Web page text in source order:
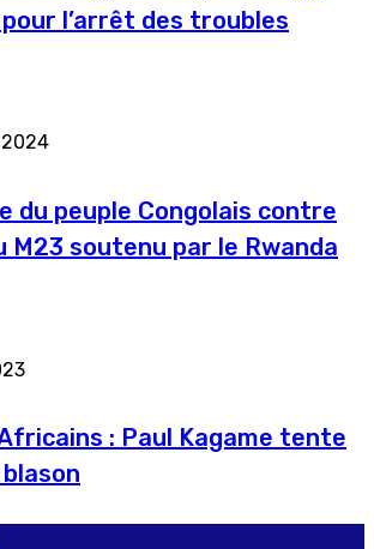
l’arrêt des troubles
du peuple Congolais contre
M23 soutenu par le Rwanda
: Paul Kagame tente